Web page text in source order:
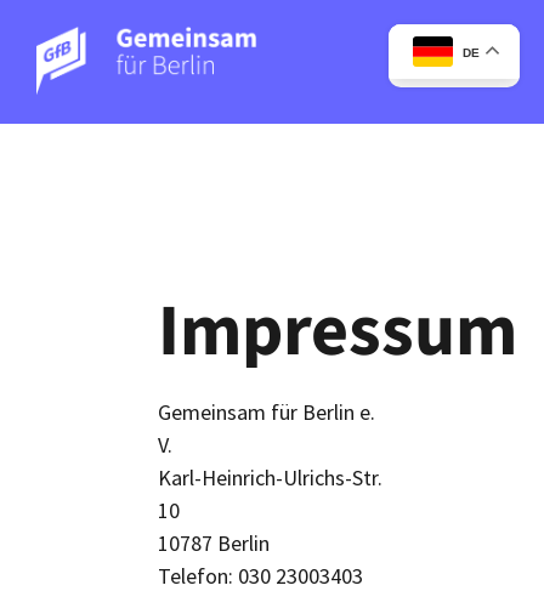
Impressum
Gemeinsam für Berlin e.
V.
Karl-Heinrich-Ulrichs-Str.
10
10787 Berlin
Telefon: 030 23003403
DE